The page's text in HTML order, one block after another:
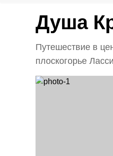
Душа
Путешествие в
плоскогорье